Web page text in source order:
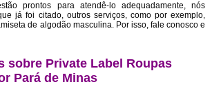
prontos para atendê-lo adequadamente, nós
já foi citado, outros serviços, como por exemplo,
de algodão masculina. Por isso, fale conosco e
sobre Private Label Roupas
Pará de Minas